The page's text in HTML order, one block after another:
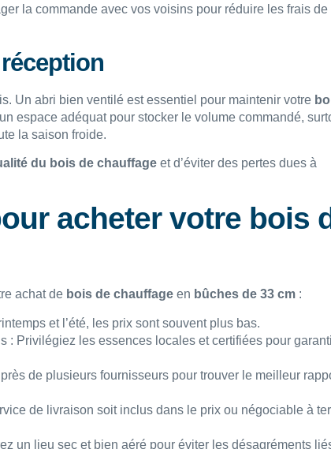
la commande avec vos voisins pour réduire les frais de
Un abri bien ventilé est essentiel pour maintenir votre
espace adéquat pour stocker le volume commandé,
la saison froide.
du bois de chauffage et d’éviter des pertes dues à
acheter votre bois
achat de bois de chauffage en bûches de 33 cm :
et l’été, les prix sont souvent plus bas.
: Privilégiez les essences locales et certifiées pour
de plusieurs fournisseurs pour trouver le meilleur
de livraison soit inclus dans le prix ou négociable à
un lieu sec et bien aéré pour éviter les désagréments